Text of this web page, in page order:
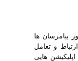
پیامرسان ها
و تعامل
هایی